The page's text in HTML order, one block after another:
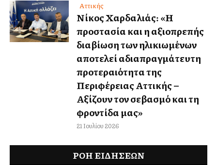
Αττικής
Νίκος Χαρδαλιάς: «Η
προστασία και η αξιοπρεπής
διαβίωση των ηλικιωμένων
αποτελεί αδιαπραγμάτευτη
προτεραιότητα της
Περιφέρειας Αττικής –
Αξίζουν τον σεβασμό και τη
φροντίδα μας»
21 Ιουλίου 2026
ΡΟΗ ΕΙΔΉΣΕΩΝ